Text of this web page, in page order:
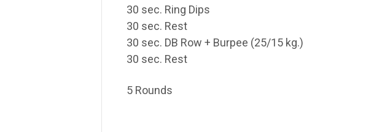
30 sec. Ring Dips
30 sec. Rest
30 sec. DB Row + Burpee (25/15 kg.)
30 sec. Rest
5 Rounds